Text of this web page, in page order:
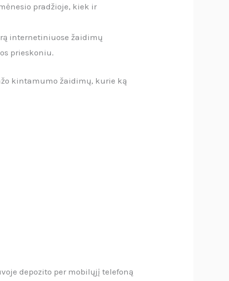
pradžioje, kiek ir
internetiniuose žaidimų
prieskoniu.
kintamumo žaidimų, kurie ką
depozito per mobilųjį telefoną